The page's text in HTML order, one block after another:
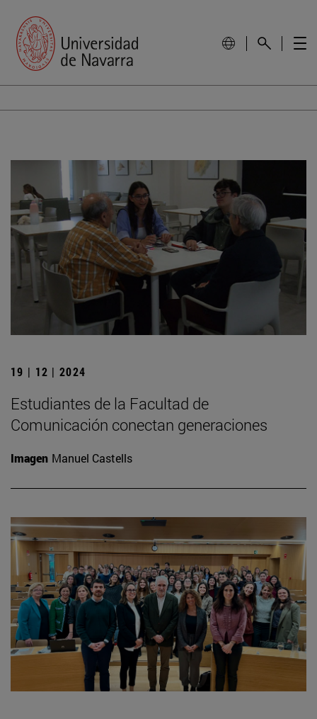
19 | 12 | 2024
Estudiantes de la Facultad de
Comunicación conectan generaciones
Imagen Manuel Castells